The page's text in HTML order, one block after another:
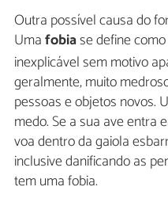
Outra possível causa do
Umafobiase define
inexplicável sem motivo
geralmente, muito
pessoas e objetos novos.
medo. Se a sua ave entra
voa dentro da gaiola
inclusive danificando as
tem uma fobia.